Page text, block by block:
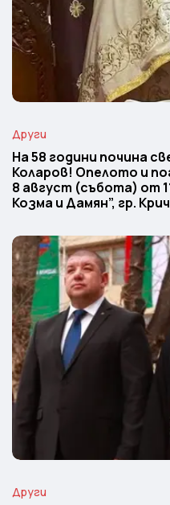
Други
На 58 години почина
Коларов! Опелото и
8 август (събота) от
Козма и Дамян”, гр.
Други